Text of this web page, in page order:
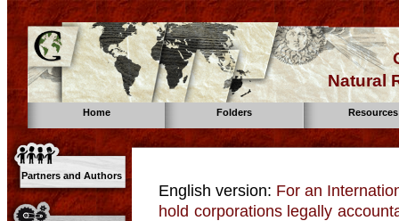
Natural
Home Folders Resources
Partners and Authors
English version: For an
hold corporations legally